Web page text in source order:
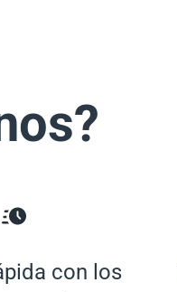
con los